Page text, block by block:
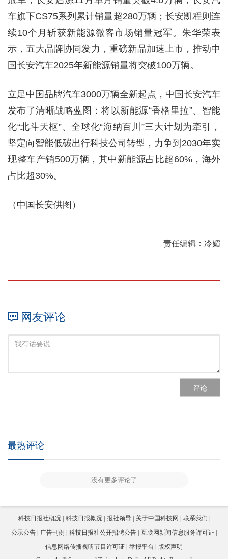
车旗下CS75系列累计销量超280万辆；长安凯程则连
续10个月斩获新能源微客市场销量冠军。朱华荣表
示，五大品牌协同发力，重磅新品加速上市，推动中
国长安汽车2025年新能源销量将突破100万辆。
立足中国品牌汽车3000万辆全新起点，中国长安汽车
发布了清晰战略蓝图：将以新能源“香格里拉”、智能
化“北斗天枢”、全球化“海纳百川”三大计划为牵引，
坚定向智能低碳出行科技公司转型，力争到2030年实
现整车产销500万辆，其中新能源占比超60%，海外
占比超30%。
（中国长安供图）
责任编辑：冷媚
网友评论
评论
最热评论
没有更多评论了
科技日报社概况 科技日报概况 报社领导 关于中国科技网
联系我们
公示公告
广告刊例 科技日报社公开招聘公告
互联网新闻信息服务许可证
信息网络传播视听节目许可证
举报平台
版权声明